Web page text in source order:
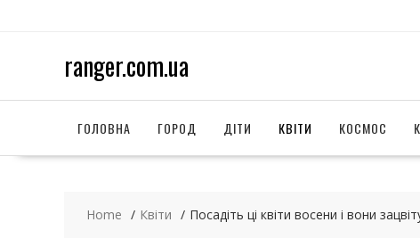
ranger.com.ua
ГОЛОВНА ГОРОД ДІТИ КВІТИ КОСМОС
Home Квіти Посадіть ці квіти восени і вони